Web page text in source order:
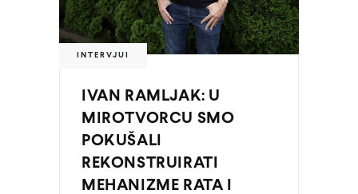
INTERVJUI
IVAN RAMLJAK: U
MIROTVORCU SMO
POKUŠALI
REKONSTRUIRATI
MEHANIZME RATA I